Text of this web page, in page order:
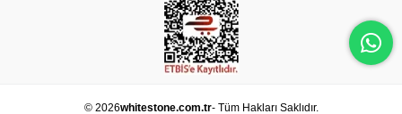
© 2026whitestone.com.tr- Tüm Hakları Saklıdır.